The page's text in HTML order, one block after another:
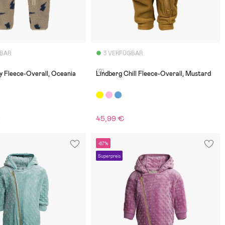
Fleece-Overall, Oceania
3 VERFÜGBAR
(0)
Lindberg Chill Fleece-Overall, Mustard
45,99 €
-67%
Superpreis